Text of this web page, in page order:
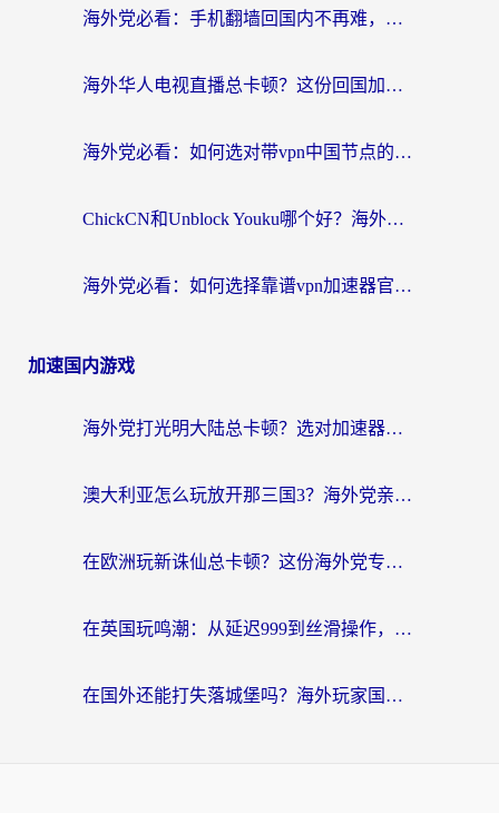
海外党必看：手机翻墙回国内不再难，一篇搞定无缝访问国内资源指南
海外华人电视直播总卡顿？这份回国加速器选择指南帮你无缝看国内资源
海外党必看：如何选对带vpn中国节点的加速器？无缝访问国内资源全攻略
ChickCN和Unblock Youku哪个好？海外党亲测4款热门回国加速器，附避坑指南
海外党必看：如何选择靠谱vpn加速器官网？轻松解决国内APP地区限制
加速国内游戏
海外党打光明大陆总卡顿？选对加速器才是关键！（附亲测好用的推荐）
澳大利亚怎么玩放开那三国3？海外党亲测有效的国服游戏加速指南
在欧洲玩新诛仙总卡顿？这份海外党专属加速器指南帮你解决延迟难题
在英国玩鸣潮：从延迟999到丝滑操作，我是怎么做到的？
在国外还能打失落城堡吗？海外玩家国服游戏加速终极指南（附北美玩online加速器下载技巧）